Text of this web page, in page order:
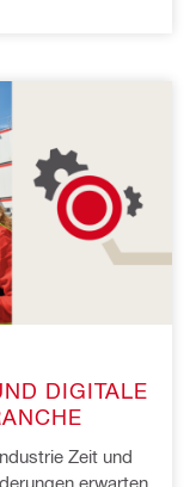
DIGITALE
Zeit und